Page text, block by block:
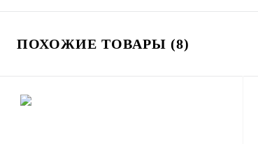
ПОХОЖИЕ ТОВАРЫ (8)